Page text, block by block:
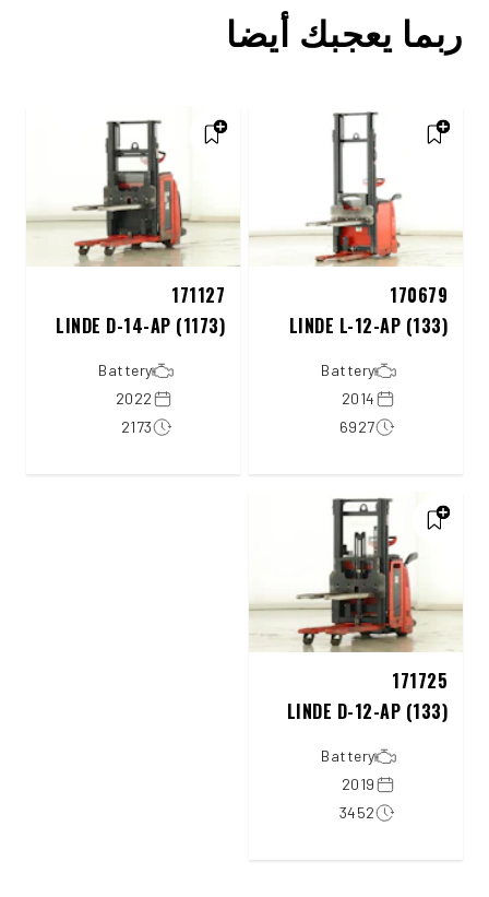
ربما يعجبك أيضا
170679
LINDE L-12-AP (133)
Battery
2014
6927
171127
LINDE D-14-AP (1173)
Battery
2022
2173
171725
LINDE D-12-AP (133)
Battery
2019
3452